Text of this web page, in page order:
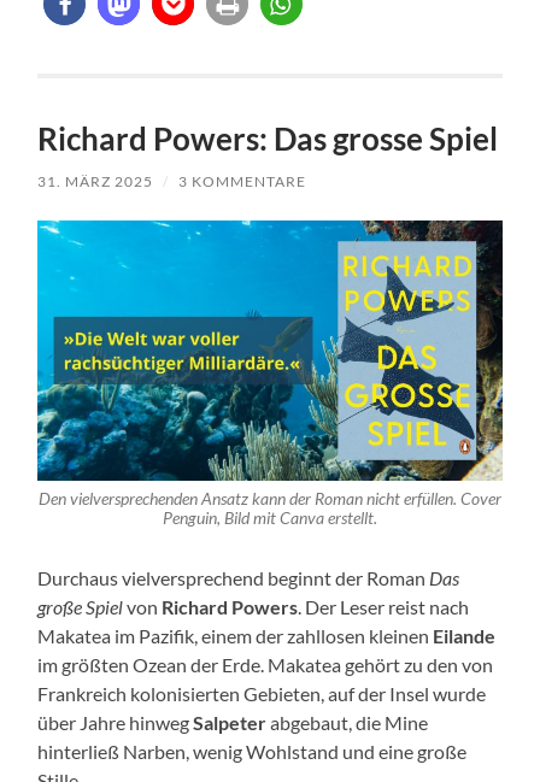
Richard Powers: Das grosse Spiel
31. MÄRZ 2025 / 3 KOMMENTARE
Den vielversprechenden Ansatz kann der Roman nicht erfüllen. Cover
Penguin, Bild mit Canva erstellt.
Durchaus vielversprechend beginnt der Roman Das
große Spielvon Richard Powers. Der Leser reist nach
Makatea im Pazifik, einem der zahllosen kleinen Eilande
im größten Ozean der Erde. Makatea gehört zu den von
Frankreich kolonisierten Gebieten, auf der Insel wurde
über Jahre hinwegSalpeterabgebaut, die Mine
hinterließ Narben, wenig Wohlstand und eine große